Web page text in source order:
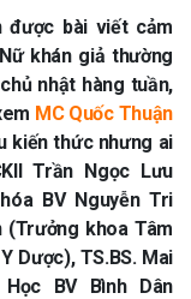
được bài viết cảm
khán giả thường
nhật hàng tuần,
MC Quốc Thuận
kiến thức nhưng ai
Trần Ngọc Lưu
BV Nguyễn Tri
(Trưởng khoa Tâm
Dược), TS.BS. Mai
BV Bình Dân